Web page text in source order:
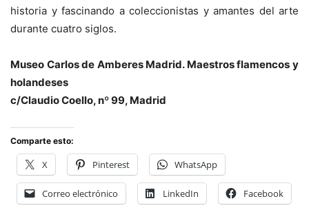
historia y fascinando a coleccionistas y amantes del arte
durante cuatro siglos.
Museo Carlos de Amberes Madrid. Maestros flamencos y
holandeses
c/Claudio Coello, nº 99, Madrid
Comparte esto:
X Pinterest WhatsApp
Correo electrónico LinkedIn Facebook